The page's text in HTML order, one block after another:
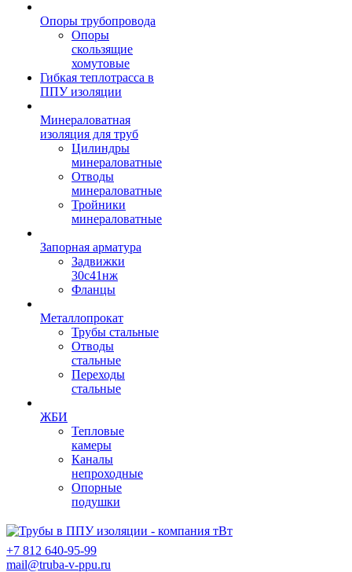
Опоры трубопровода
Опоры
скользящие
хомутовые
Гибкая теплотрасса в
ППУ изоляции
Минераловатная
изоляция для труб
Цилиндры
минераловатные
Отводы
минераловатные
Тройники
минераловатные
Запорная арматура
Задвижки
30с41нж
Фланцы
Металлопрокат
Трубы стальные
Отводы
стальные
Переходы
стальные
ЖБИ
Тепловые
камеры
Каналы
непроходные
Опорные
подушки
+7 812 640-95-99
mail@truba-v-ppu.ru